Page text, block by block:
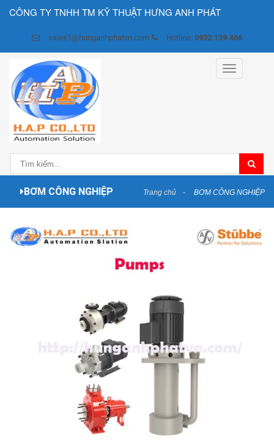
CÔNG TY TNHH TM KỸ THUẬT HƯNG ANH PHÁT
sales1@hunganhphatvn.com Hotline: 0932.139.466
Toggle
navigation
BƠM CÔNG NGHIỆP Trang chủ BƠM CÔNG NGHIỆP